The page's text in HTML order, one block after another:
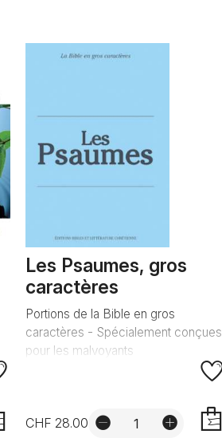
Les Psaumes, gros
caractères
Portions de la Bible en gros
caractères - Spécialement conçues
pour les malvoyants
CHF 28.00